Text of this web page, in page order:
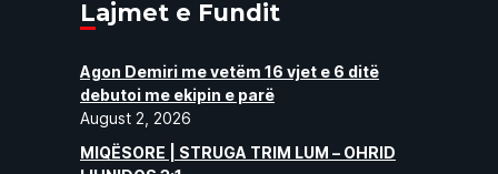
Lajmet e Fundit
Agon Demiri me vetëm 16 vjet e 6 ditë
debutoi me ekipin e parë
August 2, 2026
MIQËSORE | STRUGA TRIM LUM – OHRID